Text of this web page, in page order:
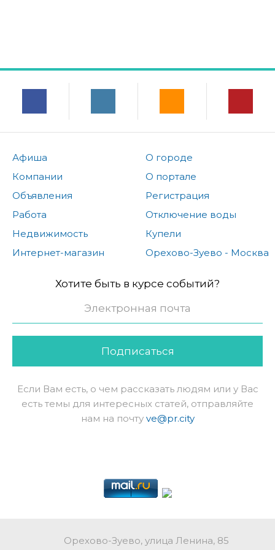
Афиша
Компании
Объявления
Работа
Недвижимость
Интернет-магазин
О городе
О портале
Регистрация
Отключение воды
Купели
Орехово-Зуево - Москва
Хотите быть в курсе событий?
Подписаться
Если Вам есть, о чем рассказать людям или у Вас
есть темы для интересных статей, отправляйте
нам на почту ve@pr.city
Орехово-Зуево, улица Ленина, 85